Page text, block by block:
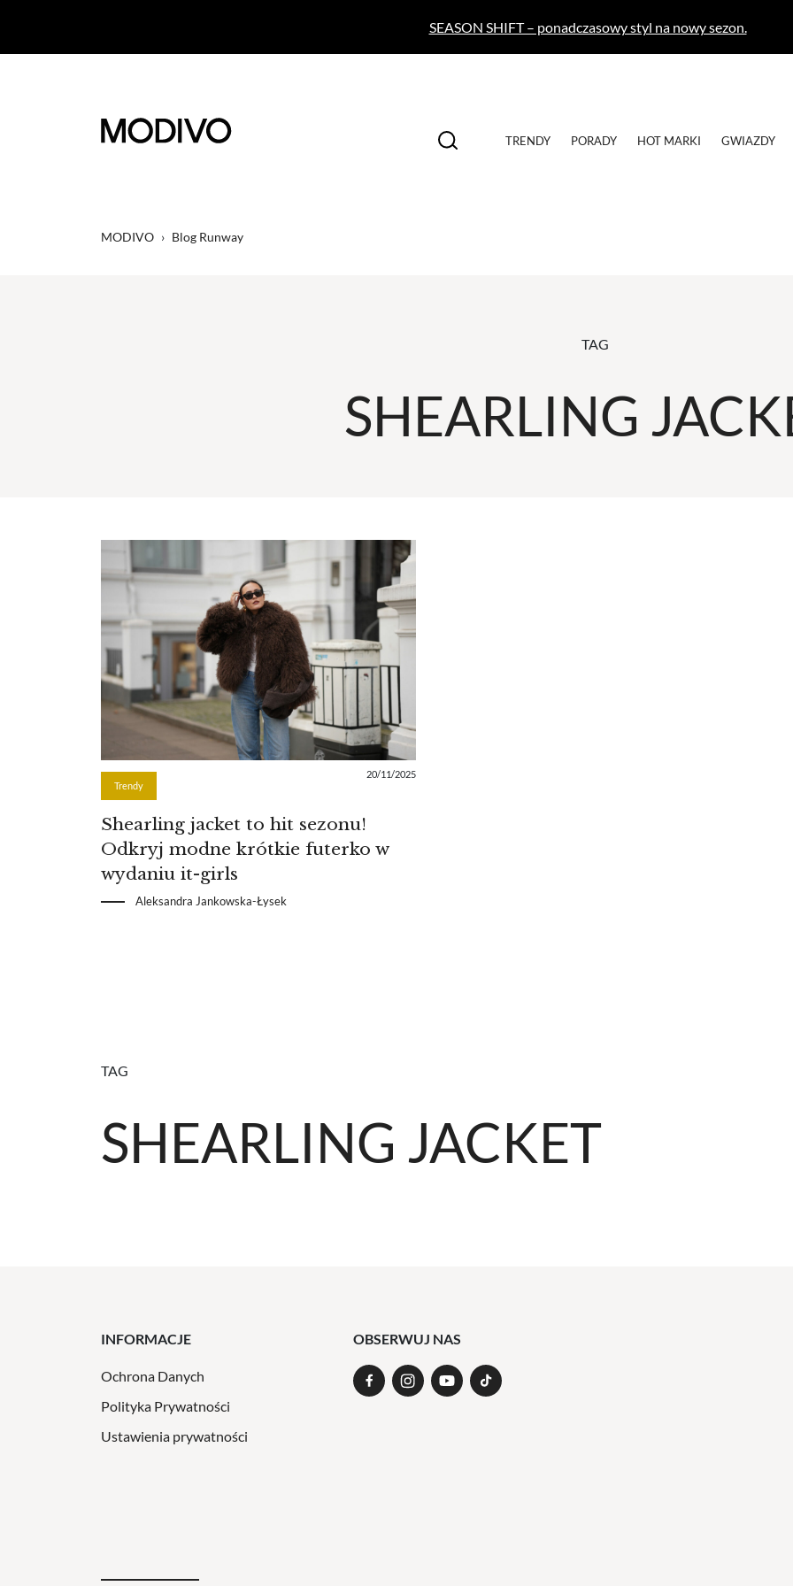
SEASON SHIFT – ponadczasowy styl na nowy sezon.
TRENDY PORADY HOT MARKI GWIAZDY
MODIVO › Blog Runway
TAG
SHEARLING
Trendy
20/11/2025
Shearling jacket to hit sezonu!
Odkryj modne krótkie futerko w
wydaniu it-girls
Aleksandra Jankowska-Łysek
TAG
SHEARLING JACKET
INFORMACJE
Ochrona Danych
Polityka Prywatności
Ustawienia prywatności
OBSERWUJ NAS